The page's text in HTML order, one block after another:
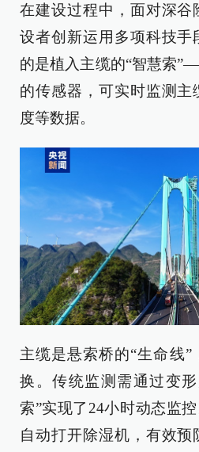
在建设过程中，面对深谷
设者创新运用多项科技手
的是植入主缆的“智慧索
的传感器，可实时监测主
度等数据。
主缆是悬索桥的“生命线
换。传统监测需通过变
索”实现了24小时动态监
自动打开除湿机，有效预